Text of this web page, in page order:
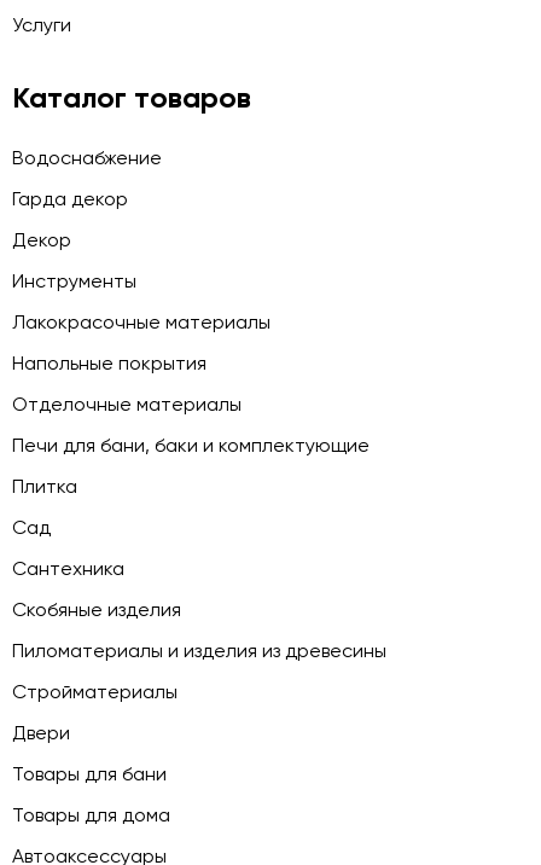
Услуги
Каталог товаров
Водоснабжение
Гарда декор
Декор
Инструменты
Лакокрасочные материалы
Напольные покрытия
Отделочные материалы
Печи для бани, баки и комплектующие
Плитка
Сад
Сантехника
Скобяные изделия
Пиломатериалы и изделия из древесины
Стройматериалы
Двери
Товары для бани
Товары для дома
Автоаксессуары